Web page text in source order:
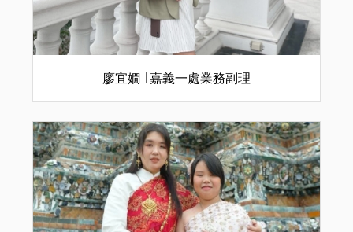
廖宜嫺 ∣ 嘉義一處業務副理